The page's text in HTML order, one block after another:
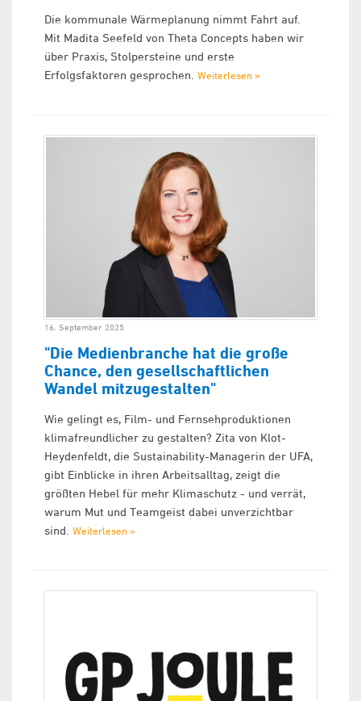
Die kommunale Wärmeplanung nimmt Fahrt auf.
Mit Madita Seefeld von Theta Concepts haben wir
über Praxis, Stolpersteine und erste
Erfolgsfaktoren gesprochen. Weiterlesen »
16. September 2025
"Die Medienbranche hat die große
Chance, den gesellschaftlichen
Wandel mitzugestalten"
Wie gelingt es, Film- und Fernsehproduktionen
klimafreundlicher zu gestalten? Zita von Klot-
Heydenfeldt, die Sustainability-Managerin der UFA,
gibt Einblicke in ihren Arbeitsalltag, zeigt die
größten Hebel für mehr Klimaschutz - und verrät,
warum Mut und Teamgeist dabei unverzichtbar
sind. Weiterlesen »